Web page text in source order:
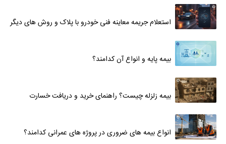
استعلام جریمه معاینه فنی خودرو با پلاک و روش های دیگر
بیمه پایه و انواع آن کدامند؟
بیمه زلزله چیست؟ راهنمای خرید و دریافت خسارت
انواع بیمه های ضروری در پروژه های عمرانی کدامند؟